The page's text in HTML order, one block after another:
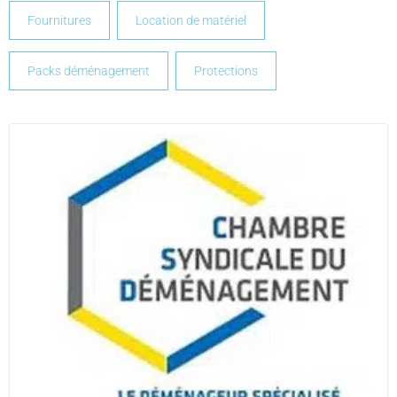
Fournitures Location de matériel
Packs déménagement Protections